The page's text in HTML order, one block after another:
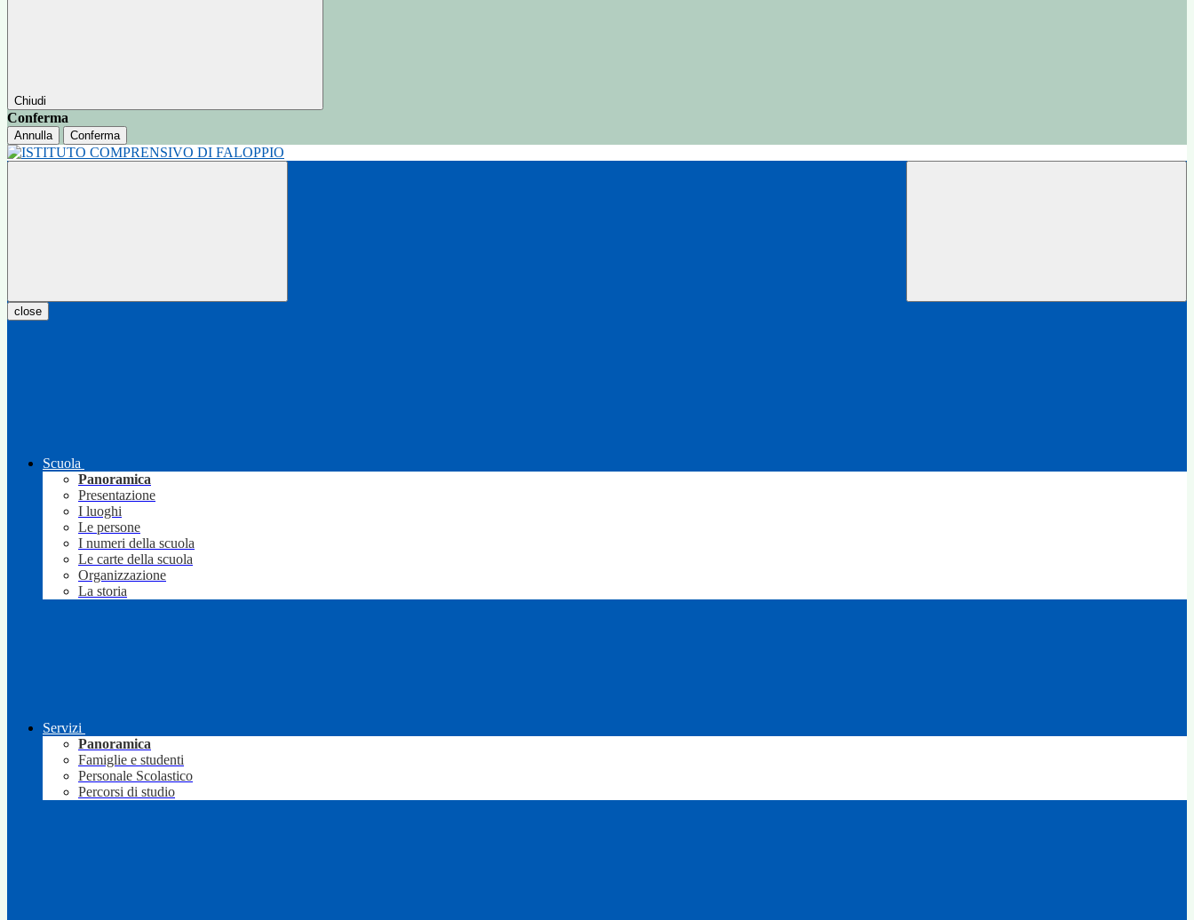
Chiudi
Conferma
Annulla Conferma
close
Scuola
Panoramica
Presentazione
I luoghi
Le persone
I numeri della scuola
Le carte della scuola
Organizzazione
La storia
Servizi
Panoramica
Famiglie e studenti
Personale Scolastico
Percorsi di studio